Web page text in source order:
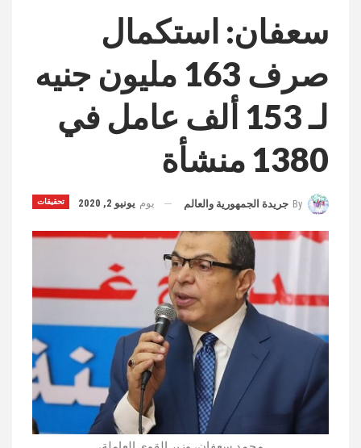
سعفان: استكمال
صرف 163 مليون جنيه
لـ 153 ألف عامل في
1380 منشأة
تحقيقات By جريدة الجمهورية والعالم يوم يونيو 2, 2020